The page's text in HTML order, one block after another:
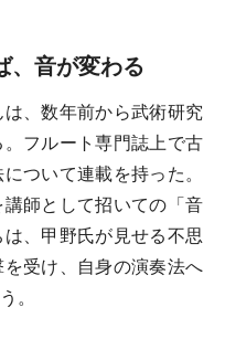
、音が変わる
、数年前から武術研究
フルート専門誌上で古
ついて連載を持った。
師として招いての「音
、甲野氏が見せる不思
受け、自身の演奏法へ
。